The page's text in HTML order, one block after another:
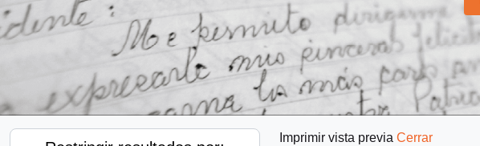
Imprimir vista previa Cerrar